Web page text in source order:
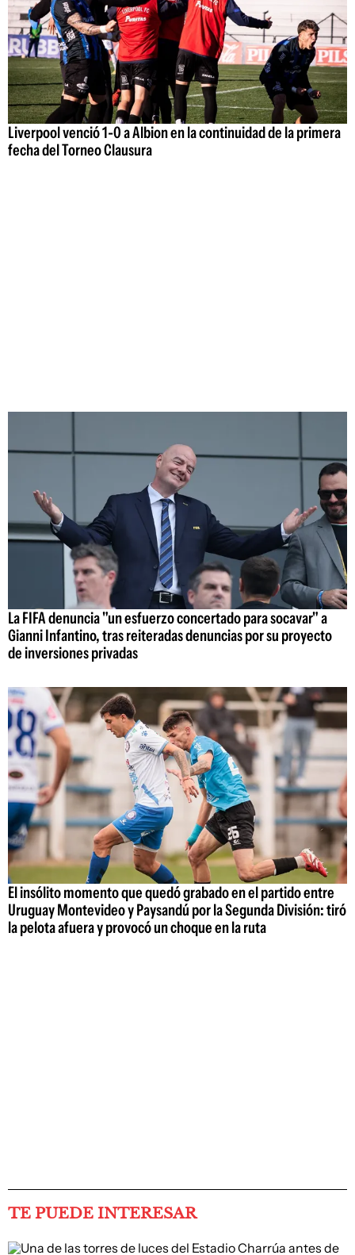
Liverpool venció 1-0 a Albion en la continuidad de la primera
fecha del Torneo Clausura
La FIFA denuncia "un esfuerzo concertado para socavar" a
Gianni Infantino, tras reiteradas denuncias por su proyecto
de inversiones privadas
El insólito momento que quedó grabado en el partido entre
Uruguay Montevideo y Paysandú por la Segunda División: tiró
la pelota afuera y provocó un choque en la ruta
TE PUEDE INTERESAR